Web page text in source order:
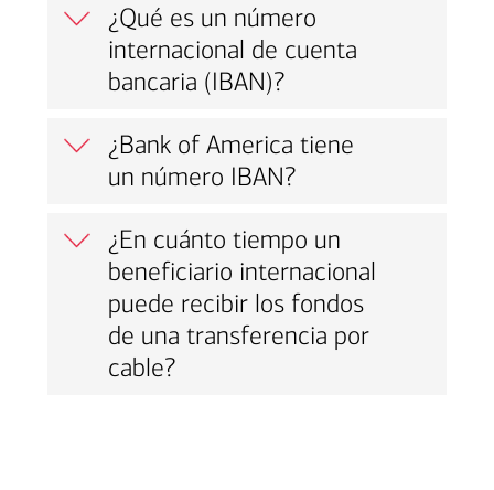
¿Qué es un número
internacional de cuenta
bancaria (IBAN)?
¿Bank of America tiene
un número IBAN?
¿En cuánto tiempo un
beneficiario internacional
puede recibir los fondos
de una transferencia por
cable?